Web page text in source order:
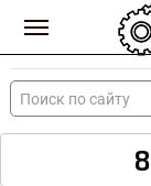
Вход для